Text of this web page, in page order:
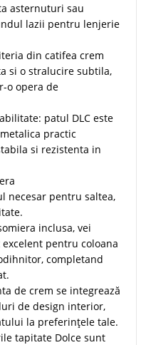
asternuturi sau
lazii pentru lenjerie
din catifea crem
si o stralucire subtila,
o opera de
patul DLC este
practic
si rezistenta in
necesar pentru saltea,
inclusa, vei
pentru coloana
completand
de crem se integrează
de design interior,
la preferințele tale.
tapitate Dolce sunt